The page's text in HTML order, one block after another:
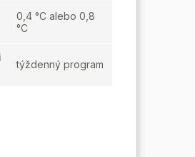
0,4 °C alebo 0,8
°C
týždenný program